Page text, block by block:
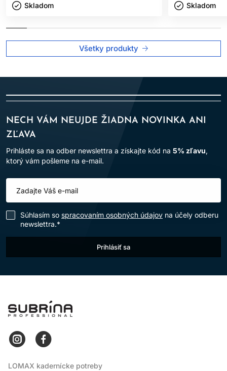
Skladom ㅤ
Skladom ㅤ
Všetky produkty
NECH VÁM NEUJDE ŽIADNA NOVINKA ANI
ZĽAVA
Prihláste sa na odber newslettra a získajte kód na 5% zľavu,
ktorý vám pošleme na e-mail.
Súhlasím so spracovaním osobných údajov na účely odberu
newslettra.*
Prihlásiť sa
LOMAX
LOMAX kadernícke potreby